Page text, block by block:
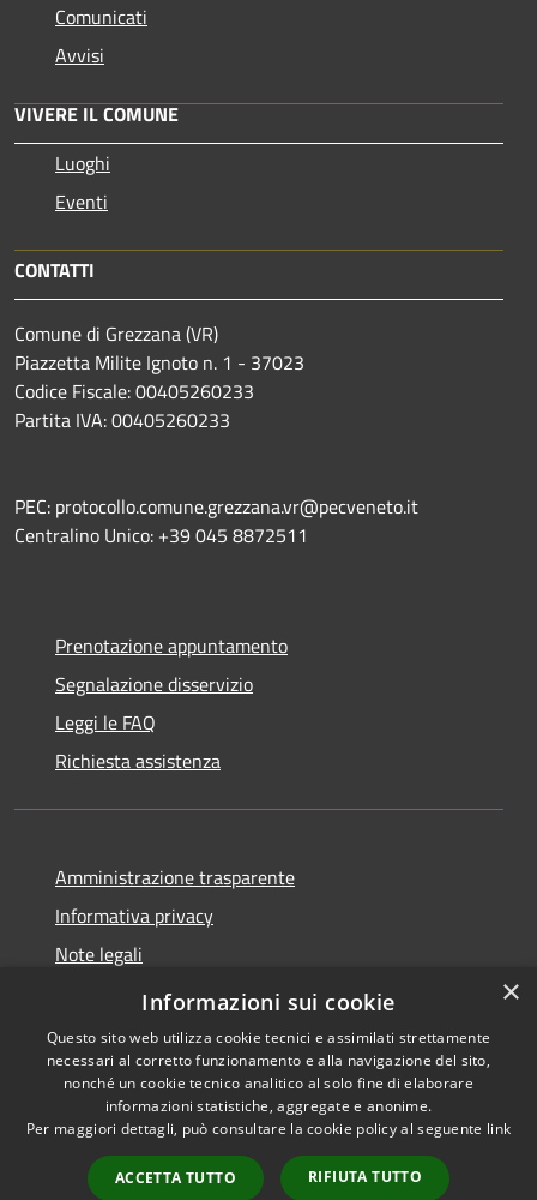
Comunicati
Avvisi
VIVERE IL COMUNE
Luoghi
Eventi
CONTATTI
Comune di Grezzana (VR)
Piazzetta Milite Ignoto n. 1 - 37023
Codice Fiscale: 00405260233
Partita IVA: 00405260233
PEC: protocollo.comune.grezzana.vr@pecveneto.it
Centralino Unico: +39 045 8872511
Prenotazione appuntamento
Segnalazione disservizio
Leggi le FAQ
Richiesta assistenza
Amministrazione trasparente
Informativa privacy
Note legali
Dichiarazione di accessibilità
Accessibilità
Copyright © 2026 • Comune di
Grezzana • Powered by
Municipium•
Accesso
×
Informazioni sui cookie
Questo sito web utilizza cookie tecnici e assimilati strettamente
necessari al corretto funzionamento e alla navigazione del sito,
nonché un cookie tecnico analitico al solo fine di elaborare
informazioni statistiche, aggregate e anonime.
Per maggiori dettagli, può consultare la cookie policy al seguente link
ACCETTA TUTTO RIFIUTA TUTTO